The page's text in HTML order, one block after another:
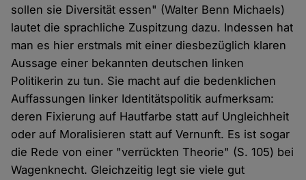
sollen sie Diversität essen" (Walter Benn Michaels)
lautet die sprachliche Zuspitzung dazu. Indessen hat
man es hier erstmals mit einer diesbezüglich klaren
Aussage einer bekannten deutschen linken
Politikerin zu tun. Sie macht auf die bedenklichen
Auffassungen linker Identitätspolitik aufmerksam:
deren Fixierung auf Hautfarbe statt auf Ungleichheit
oder auf Moralisieren statt auf Vernunft. Es ist sogar
die Rede von einer "verrückten Theorie" (S. 105) bei
Wagenknecht. Gleichzeitig legt sie viele gut